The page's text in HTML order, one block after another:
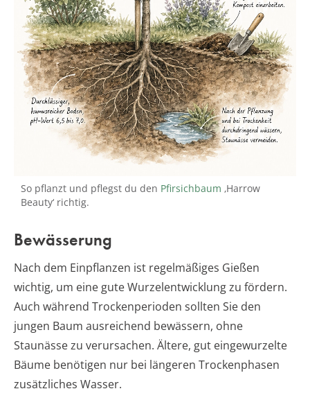
So pflanzt und pflegst du den Pfirsichbaum ‚Harrow
Beauty‘ richtig.
Bewässerung
Nach dem Einpflanzen ist regelmäßiges Gießen
wichtig, um eine gute Wurzelentwicklung zu fördern.
Auch während Trockenperioden sollten Sie den
jungen Baum ausreichend bewässern, ohne
Staunässe zu verursachen. Ältere, gut eingewurzelte
Bäume benötigen nur bei längeren Trockenphasen
zusätzliches Wasser.